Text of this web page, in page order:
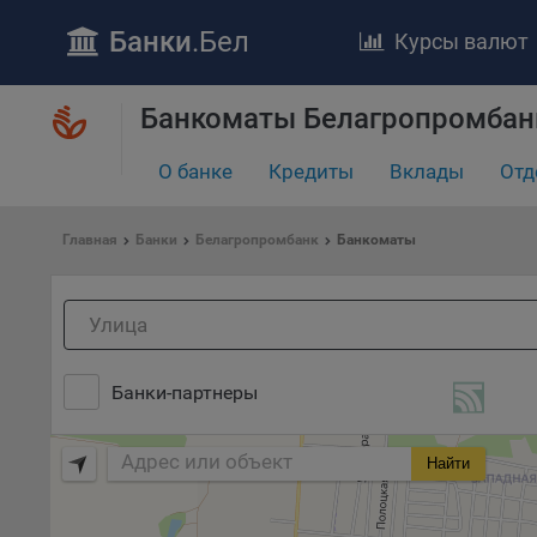
Банки.Бел Курсы валют
Банкоматы
О банке Кредиты Вклады
Главная Банки Белагропромбанк Банкоматы
Банки-партнеры
Найти